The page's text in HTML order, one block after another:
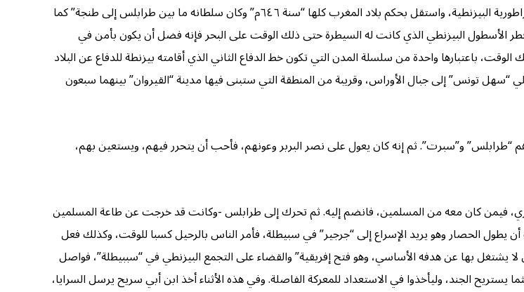
كان حاكم المغرب “جريجوريوس” الأرمني “ويسميه العرب جرجير” قد انفصل عن الإمبراطورية البيزنطية، واستقل بحكم بلاد المغرب كلها “سنة ٦٤٦م” وكان سلطانه ما بين طرابلس إلى طنجة” كما
الأسطول البيزنطي الذي كانت له السيطرة حتى ذلك الوقت على البحر فإنه فضل أن يكون بأمن في
باعتبارها واحدة من سلسلة المدن التي تكون خط الدفاع الثاني الذي أقامته بيزنطة للدفاع عن البلاد
تونس” إلى جبال الأوراس، وقريبة من المنطقة التي ستبنى فيها مدينة “القيروان” بينهما سبعون
و”سبرت”. ثم إنه كان يعول على نصر البربر وعونهم، فأحب أن يتحرر فيهم، ويستعين بهم،
فيمن كان معه من المسلمين، فانضم إليه. ثم تحرك إلى طرابلس -وكانت قد خرجت عن طاعة المسلمين
يطول الحصار وهو يريد الإسراع إلى “جرجير” في سبيطلة، فأمر الناس بالرحيل كسبا للوقت، وكذلك فعل
بها عن هدفه الأساسي، وهو فتح إفريقية” والقضاء على التجمع البيزنطي في “سببيطلة”، فواصل
الجند، وليأخذوا في الاستعداد للمعركة الفاصلة. وفي هذه الأثناء أخذ ابن أبي سريح يرسل السرايا،